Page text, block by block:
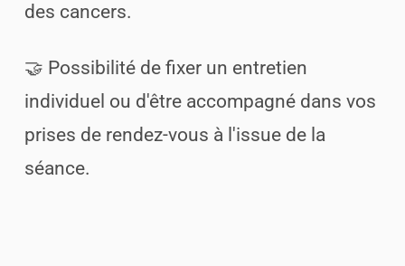
des cancers.
🤝 Possibilité de fixer un entretien
individuel ou d'être accompagné dans vos
prises de rendez-vous à l'issue de la
séance.